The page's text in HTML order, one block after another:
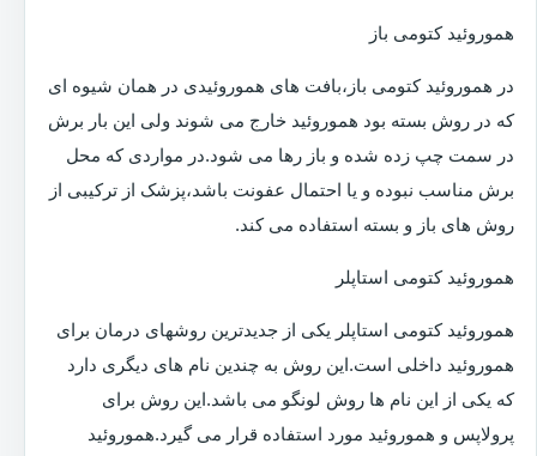
هموروئید کتومی باز
در هموروئید کتومی باز،بافت های هموروئیدی در همان شیوه ای
که در روش بسته بود هموروئید خارج می شوند ولی این بار برش
در سمت چپ زده شده و باز رها می شود.در مواردی که محل
برش مناسب نبوده و یا احتمال عفونت باشد،پزشک از ترکیبی از
روش های باز و بسته استفاده می کند.
هموروئید کتومی استاپلر
هموروئید کتومی استاپلر یکی از جدیدترین روشهای درمان برای
هموروئید داخلی است.این روش به چندین نام های دیگری دارد
که یکی از این نام ها روش لونگو می باشد.این روش برای
پرولاپس و هموروئید مورد استفاده قرار می گیرد.هموروئید